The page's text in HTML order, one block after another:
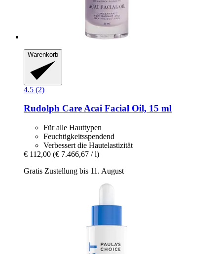
Warenkorb
4.5 (2)
Rudolph CareAcai Facial Oil, 15 ml
Für alle Hauttypen
Feuchtigkeitsspendend
Verbessert die Hautelastizität
€ 112,00 (€ 7.466,67 / l)
Gratis Zustellung bis 11. August